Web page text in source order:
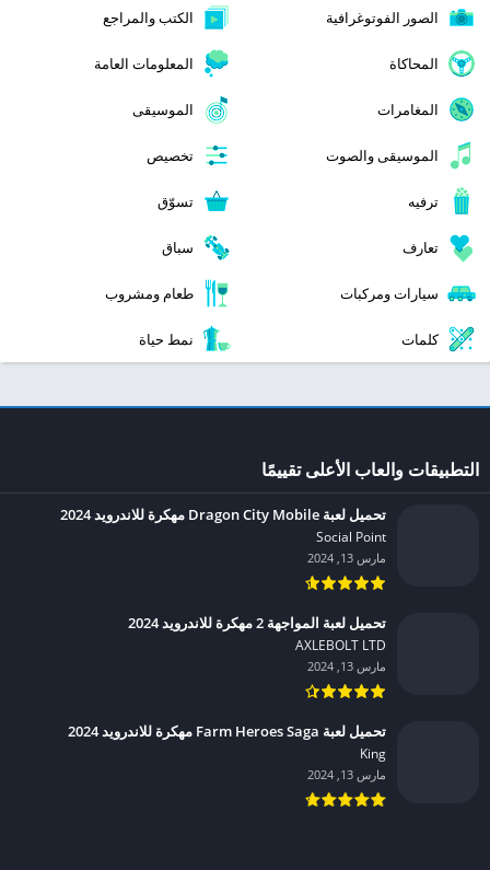
الصور الفوتوغرافية الكتب والمراجع
المحاكاة المعلومات العامة
المغامرات الموسيقى
الموسيقى والصوت تخصيص
ترفيه تسوّق
تعارف سباق
سيارات ومركبات طعام ومشروب
كلمات نمط حياة
التطبيقات والعاب الأعلى تقييمًا
تحميل لعبة Dragon City Mobile مهكرة للاندرويد 2024
Social Point‏
مارس 13, 2024
تحميل لعبة المواجهة 2 مهكرة للاندرويد 2024
AXLEBOLT LTD‏
مارس 13, 2024
تحميل لعبة Farm Heroes Saga مهكرة للاندرويد 2024
King‏
مارس 13, 2024